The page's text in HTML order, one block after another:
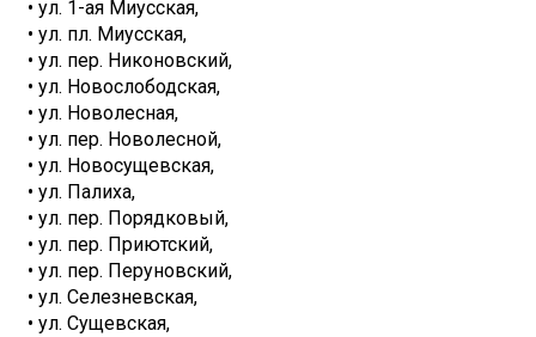
• ул. 1-ая Миусская,
• ул. пл. Миусская,
• ул. пер. Никоновский,
• ул. Новослободская,
• ул. Новолесная,
• ул. пер. Новолесной,
• ул. Новосущевская,
• ул. Палиха,
• ул. пер. Порядковый,
• ул. пер. Приютский,
• ул. пер. Перуновский,
• ул. Селезневская,
• ул. Сущевская,